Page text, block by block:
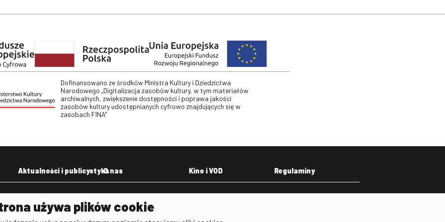
Dofinansowano ze środków Ministra Kultury i Dziedzictwa
Narodowego „Digitalizacja zasobów kultury, w tym materiałów
archiwalnych, zwiększenie dostępności i poprawa jakości
zasobów kultury udostępnianych cyfrowo znajdujących się w
zasobach FINA”
Aktualności i publicystyka
Aktualności
Publicystyka filmowa
O nas Kino i VOD Regulaminy
używa plików cookie